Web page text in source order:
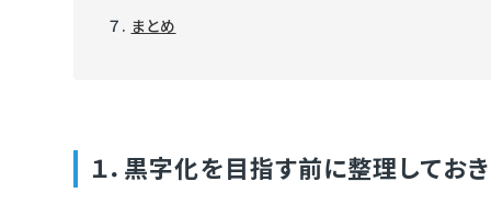
７. まとめ
１．黒字化を目指す前に整理してお